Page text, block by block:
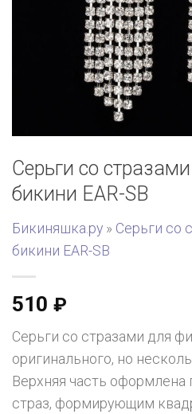
Серьги со
бикини EAR-SB
Бикиняшка.ру » Серьги со
бикини EAR-SB
510 ₽
Серьги со стразами для
оригинального, но
Верхняя часть
страз, формирующим